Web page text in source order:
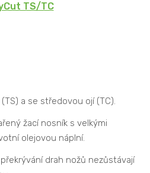
TS/TC
a se středovou ojí (TC).
žací nosník s velkými
olejovou náplní.
drah nožů nezůstávají